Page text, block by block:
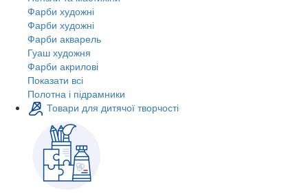
Фарби художні
Фарби художні
Фарби акварель
Гуаш художня
Фарби акрилові
Показати всі
Полотна і підрамники
Товари для дитячої творчості